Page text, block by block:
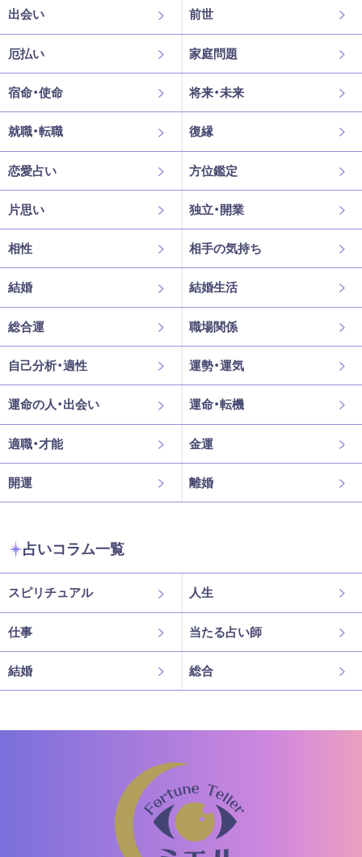
出会い 前世
厄払い 家庭問題
宿命・使命 将来・未来
就職・転職 復縁
恋愛占い 方位鑑定
片思い 独立・開業
相性 相手の気持ち
結婚 結婚生活
総合運 職場関係
自己分析・適性 運勢・運気
運命の人・出会い 運命・転機
適職・才能 金運
開運 離婚
占いコラム一覧
スピリチュアル 人生
仕事 当たる占い師
結婚 総合